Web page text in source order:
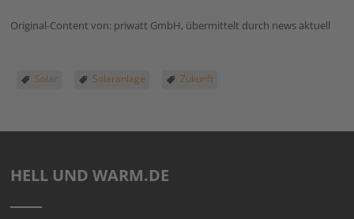
Original-Content von: priwatt GmbH, übermittelt durch news aktuell
Solar Solaranlage Zukunft
HELL UND WARM.DE